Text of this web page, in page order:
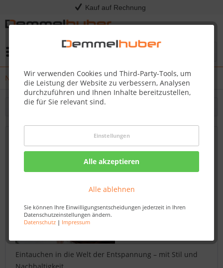
Kauf auf Rechnung
Wir verwenden Cookies und Third-Party-Tools, um
die Leistung der Website zu verbessern, Analysen
durchzuführen und Ihnen Inhalte bereitzustellen,
die für Sie relevant sind.
Einstellungen
Alle akzeptieren
Alle ablehnen
Sie können Ihre Einwilligungsentscheidungen jederzeit in Ihren
Datenschutzeinstellungen ändern.
Datenschutz| Impressum
News
Filtern
Einladung zum Wohlbefinden: Die Neue
Fasssauna bei Demmelhuber
Von: Dirk Kommol
Eintauchen in die Welt der Entspannung – mit Stil und